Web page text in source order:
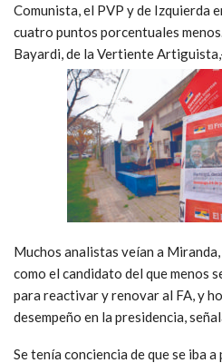
Comunista, el PVP y de Izquierda
cuatro puntos porcentuales
Bayardi, de la Vertiente
Muchos analistas veían a Miranda,
como el candidato del que menos
para reactivar y renovar al FA, y
desempeño en la presidencia,
Se tenía conciencia de que se iba